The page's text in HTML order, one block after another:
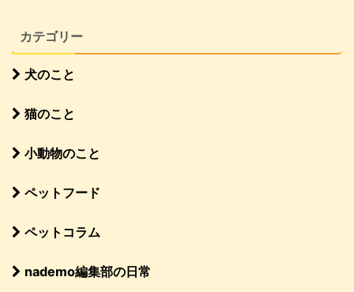
カテゴリー
犬のこと
猫のこと
小動物のこと
ペットフード
ペットコラム
nademo編集部の日常